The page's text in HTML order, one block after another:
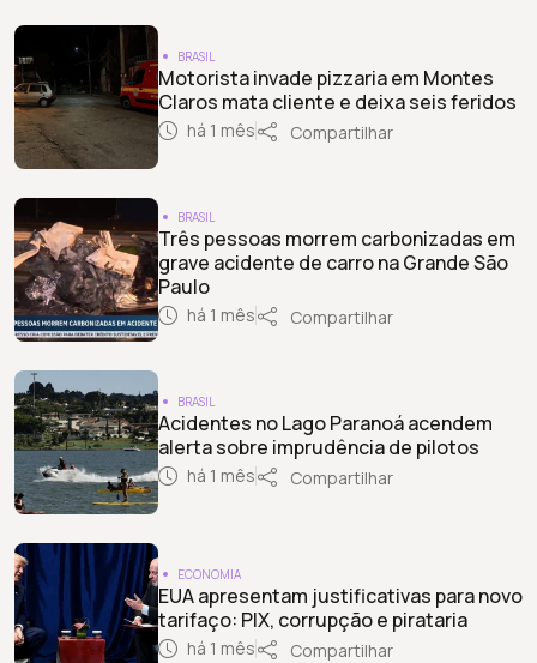
BRASIL
Motorista invade pizzaria em Montes
Claros mata cliente e deixa seis feridos
há 1 mês Compartilhar
BRASIL
Três pessoas morrem carbonizadas em
grave acidente de carro na Grande São
Paulo
há 1 mês Compartilhar
BRASIL
Acidentes no Lago Paranoá acendem
alerta sobre imprudência de pilotos
há 1 mês Compartilhar
ECONOMIA
EUA apresentam justificativas para novo
tarifaço: PIX, corrupção e pirataria
há 1 mês Compartilhar